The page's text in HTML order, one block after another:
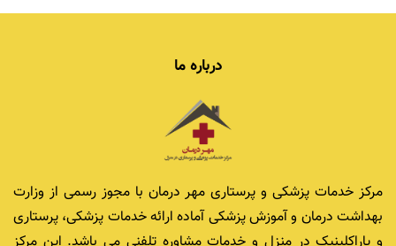
درباره ما
مرکز خدمات پزشکی و پرستاری مهر درمان با مجوز رسمی از وزارت
بهداشت درمان و آموزش پزشکی آماده ارائه خدمات پزشکی، پرستاری